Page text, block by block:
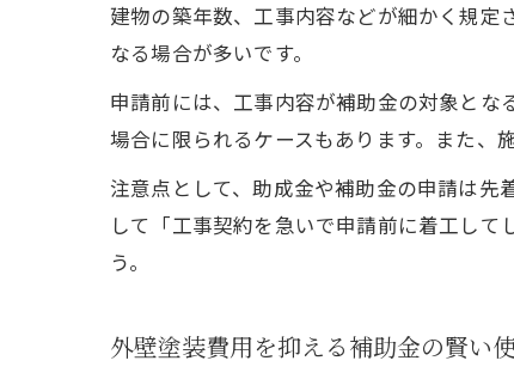
建物の築年数、工事内容などが細かく規定
なる場合が多いです。
申請前には、工事内容が補助金の対象とな
場合に限られるケースもあります。また、
注意点として、助成金や補助金の申請は先
して「工事契約を急いで申請前に着工し
う。
外壁塗装費用を抑える補助金の賢い